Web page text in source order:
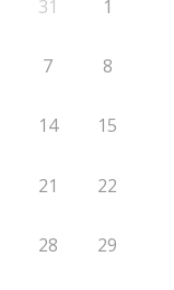
31 1
7 8
14 15
21 22
28 29